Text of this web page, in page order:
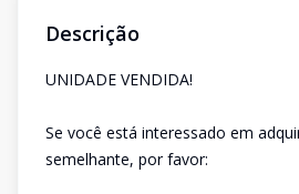
Descrição
UNIDADE VENDIDA!
Se você está interessado em
semelhante, por favor: